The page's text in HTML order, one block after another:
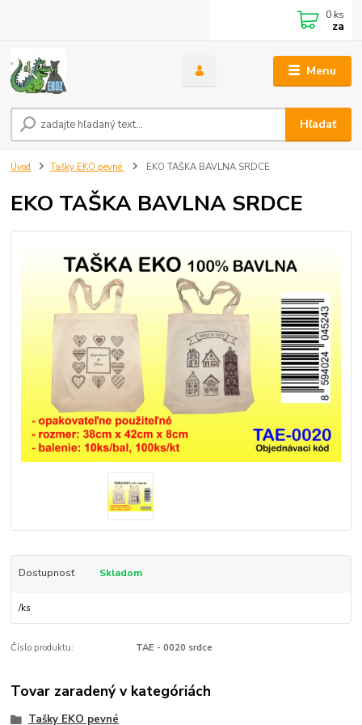
Menu
Hľadať
0 ks
za
Úvod Tašky EKO pevné EKO TAŠKA BAVLNA SRDCE
EKO TAŠKA BAVLNA SRDCE
Dostupnosť Skladom
/ks
Číslo produktu: TAE - 0020 srdce
Tovar zaradený v kategóriách
Tašky EKO pevné